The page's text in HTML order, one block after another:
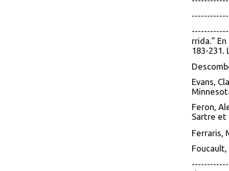
rrida.”
183-231.
Evans,
Feron,
Sartre et
Ferraris,